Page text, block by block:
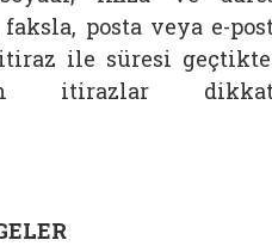
posta veya e-
ile süresi
itirazlar